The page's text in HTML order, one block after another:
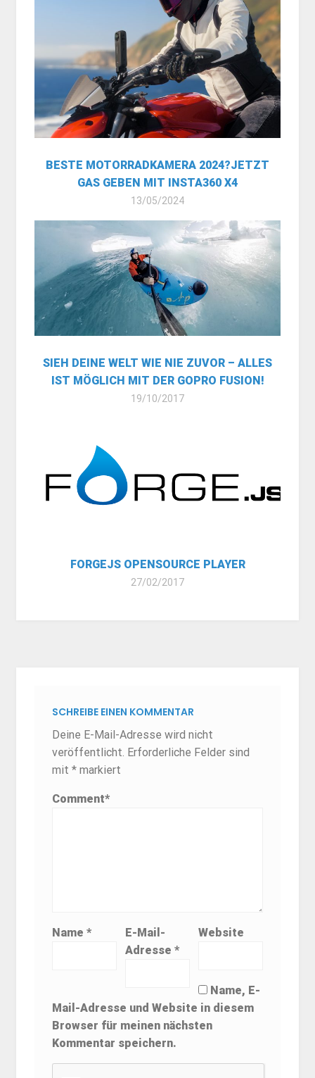
BESTE MOTORRADKAMERA 2024?JETZT
GAS GEBEN MIT INSTA360 X4
13/05/2024
SIEH DEINE WELT WIE NIE ZUVOR – ALLES
IST MÖGLICH MIT DER GOPRO FUSION!
19/10/2017
FORGEJS OPENSOURCE PLAYER
27/02/2017
SCHREIBE EINEN KOMMENTAR
Deine E-Mail-Adresse wird nicht
veröffentlicht. Erforderliche Felder sind
mit* markiert
Comment*
Name*
E-Mail-
Adresse *
Website
Name, E-
Mail-Adresse und Website in diesem
Browser für meinen nächsten
Kommentar speichern.